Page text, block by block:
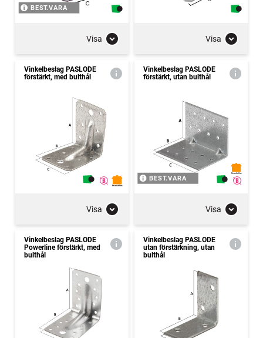
BEST.VARA
Visa Visa
Vinkelbeslag PASLODE
förstärkt, med bulthål
Visa
Vinkelbeslag PASLODE
förstärkt, utan bulthål
BEST.VARA
Visa
Vinkelbeslag PASLODE
Powerline förstärkt, med
bulthål
Vinkelbeslag PASLODE
utan förstärkning, utan
bulthål